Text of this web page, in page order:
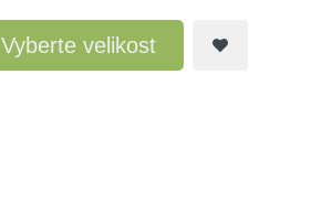
Vyberte velikost